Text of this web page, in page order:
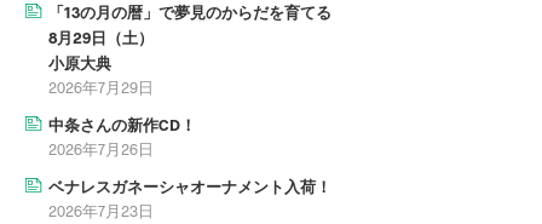
「13の月の暦」で夢見のからだを育てる
8月29日（土）
小原大典
2026年7月29日
中条さんの新作CD！
2026年7月26日
ベナレスガネーシャオーナメント入荷！
2026年7月23日